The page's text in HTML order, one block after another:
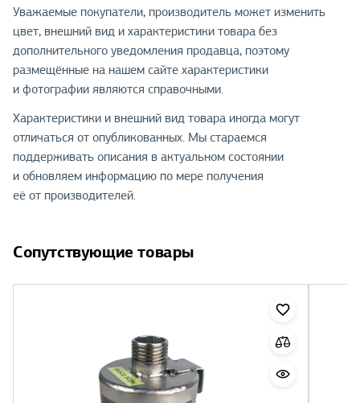
Уважаемые покупатели, производитель может изменить
цвет, внешний вид и характеристики товара без
дополнительного уведомления продавца, поэтому
размещённые на нашем сайте характеристики
и фотографии являются справочными.
Характеристики и внешний вид товара иногда могут
отличаться от опубликованных. Мы стараемся
поддерживать описания в актуальном состоянии
и обновляем информацию по мере получения
её от производителей.
Сопутствующие товары